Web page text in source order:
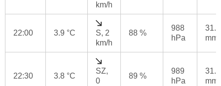
km/h
22:00 3.9 °C
S, 2
km/h
88 %
988
hPa
31.2
mm
22:30 3.8 °C
SZ,
0
89 %
989
hPa
31.4
mm